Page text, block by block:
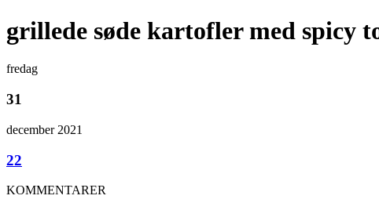
grillede søde kartofler med spicy
fredag
31
december 2021
22
KOMMENTARER